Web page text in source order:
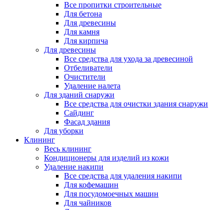
Все пропитки строительные
Для бетона
Для древесины
Для камня
Для кирпича
Для древесины
Все средства для ухода за древесиной
Отбеливатели
Очистители
Удаление налета
Для зданий снаружи
Все средства для очистки здания снаружи
Сайдинг
Фасад здания
Для уборки
Клининг
Весь клининг
Кондиционеры для изделий из кожи
Удаление накипи
Все средства для удаления накипи
Для кофемашин
Для посудомоечных машин
Для чайников